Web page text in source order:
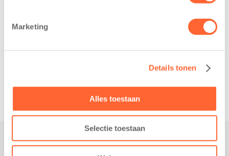
Marketing
Details tonen
Alles toestaan
Selectie toestaan
Leeuwarden Zuid.
Kinderopvang is